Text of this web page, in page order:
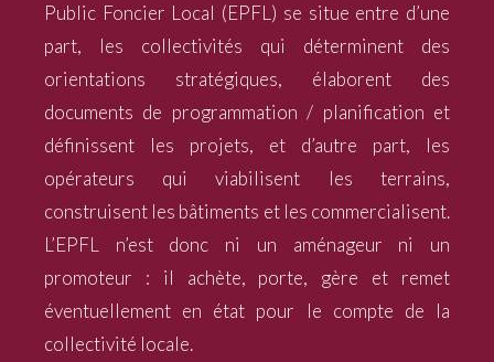
Public Foncier Local (EPFL) se situe entre d’une
part, les collectivités qui déterminent des
orientations stratégiques, élaborent des
documents de programmation / planification et
définissent les projets, et d’autre part, les
opérateurs qui viabilisent les terrains,
construisent les bâtiments et les commercialisent.
L’EPFL n’est donc ni un aménageur ni un
promoteur : il achète, porte, gère et remet
éventuellement en état pour le compte de la
collectivité locale.